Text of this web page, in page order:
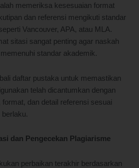
memeriksa kesesuaian format
dan referensi mengikuti standar
Vancouver, APA, atau MLA.
sitasi sangat penting agar naskah
standar akademik.
daftar pustaka untuk memastikan
telah dicantumkan dengan
format, dan detail referensi sesuai
berlaku.
dan Pengecekan Plagiarisme
perbaikan terakhir berdasarkan